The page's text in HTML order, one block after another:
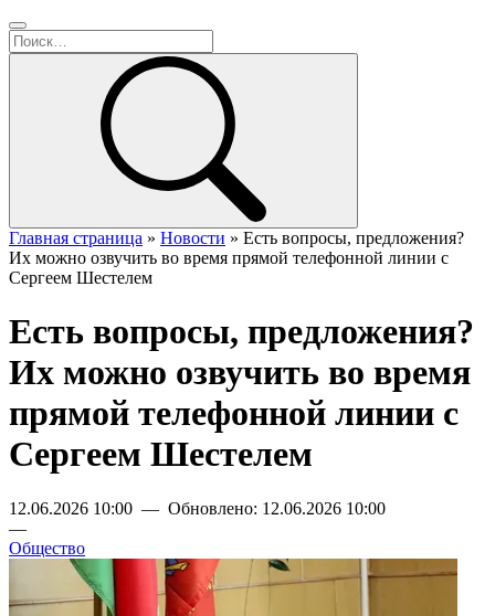
Главная страница » Новости » Есть вопросы, предложения?
Их можно озвучить во время прямой телефонной линии с
Сергеем Шестелем
Есть вопросы, предложения?
Их можно озвучить во время
прямой телефонной линии с
Сергеем Шестелем
12.06.2026 10:00 — Обновлено: 12.06.2026 10:00
—
Общество